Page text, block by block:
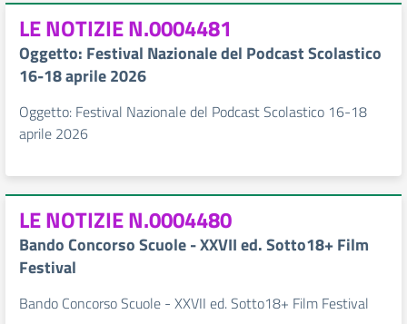
LE NOTIZIE N.0004481
Oggetto: Festival Nazionale del Podcast Scolastico
16-18 aprile 2026
Oggetto: Festival Nazionale del Podcast Scolastico 16-18
aprile 2026
LE NOTIZIE N.0004480
Bando Concorso Scuole - XXVII ed. Sotto18+ Film
Festival
Bando Concorso Scuole - XXVII ed. Sotto18+ Film Festival